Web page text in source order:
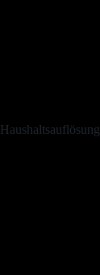
Haushaltsauflösung